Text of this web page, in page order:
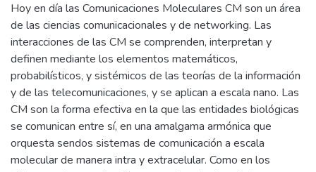
Hoy en día las Comunicaciones Moleculares CM son un área
de las ciencias comunicacionales y de networking. Las
interacciones de las CM se comprenden, interpretan y
definen mediante los elementos matemáticos,
probabilísticos, y sistémicos de las teorías de la información
y de las telecomunicaciones, y se aplican a escala nano. Las
CM son la forma efectiva en la que las entidades biológicas
se comunican entre sí, en una amalgama armónica que
orquesta sendos sistemas de comunicación a escala
molecular de manera intra y extracelular. Como en los